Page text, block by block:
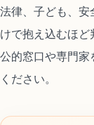
法律、子ども、
けで抱え込むほ
公的窓口や専門家
ください。